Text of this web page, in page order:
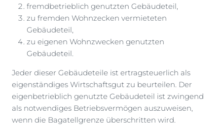
fremdbetrieblich genutzten Gebäudeteil,
zu fremden Wohnzecken vermieteten
Gebäudeteil,
zu eigenen Wohnzwecken genutzten
Gebäudeteil.
Jeder dieser Gebäudeteile ist ertragsteuerlich als
eigenständiges Wirtschaftsgut zu beurteilen. Der
eigenbetrieblich genutzte Gebäudeteil ist zwingend
als notwendiges Betriebsvermögen auszuweisen,
wenn die Bagatellgrenze überschritten wird.